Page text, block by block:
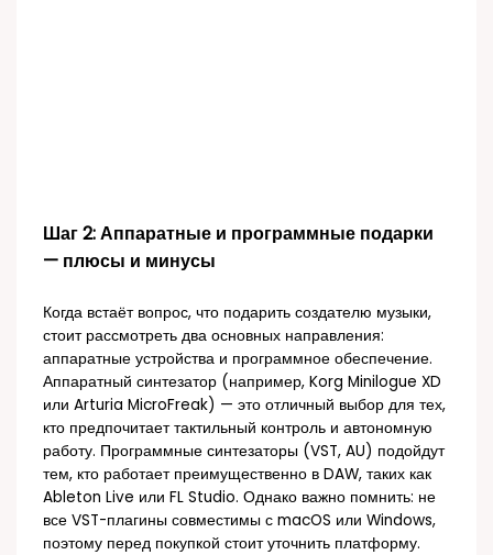
Шаг 2: Аппаратные и программные подарки
— плюсы и минусы
Когда встаёт вопрос, что подарить создателю музыки,
стоит рассмотреть два основных направления:
аппаратные устройства и программное обеспечение.
Аппаратный синтезатор (например, Korg Minilogue XD
или Arturia MicroFreak) — это отличный выбор для тех,
кто предпочитает тактильный контроль и автономную
работу. Программные синтезаторы (VST, AU) подойдут
тем, кто работает преимущественно в DAW, таких как
Ableton Live или FL Studio. Однако важно помнить: не
все VST-плагины совместимы с macOS или Windows,
поэтому перед покупкой стоит уточнить платформу.